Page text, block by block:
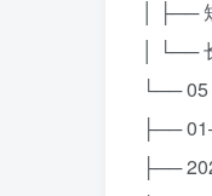
│ ├──
│ └──
└── 05
├──
├──